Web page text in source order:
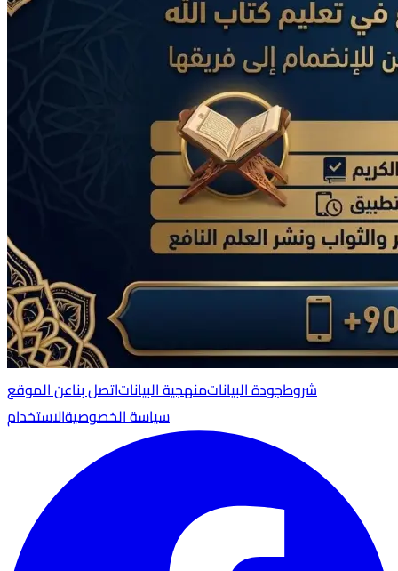
عن الموقعاتصل بنامنهجية البياناتجودة البياناتشروط
الاستخدامسياسة الخصوصية